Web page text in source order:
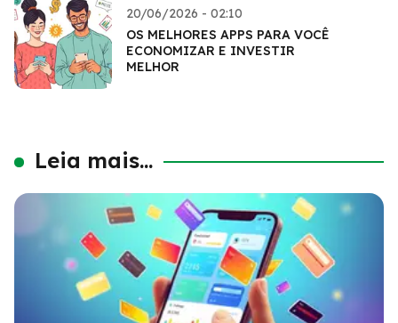
20/06/2026 - 02:10
OS MELHORES APPS PARA VOCÊ
ECONOMIZAR E INVESTIR
MELHOR
Leia mais...